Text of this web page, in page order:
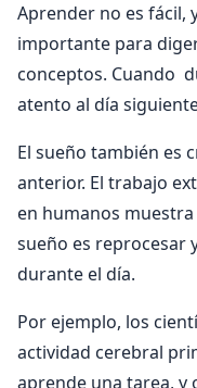
Aprender no es fácil,
importante para
conceptos. Cuando
atento al día
El sueño también es
anterior. El trabajo
en humanos
sueño es reprocesar
durante el día.
Por ejemplo, los
actividad cerebral
aprende una tarea, y